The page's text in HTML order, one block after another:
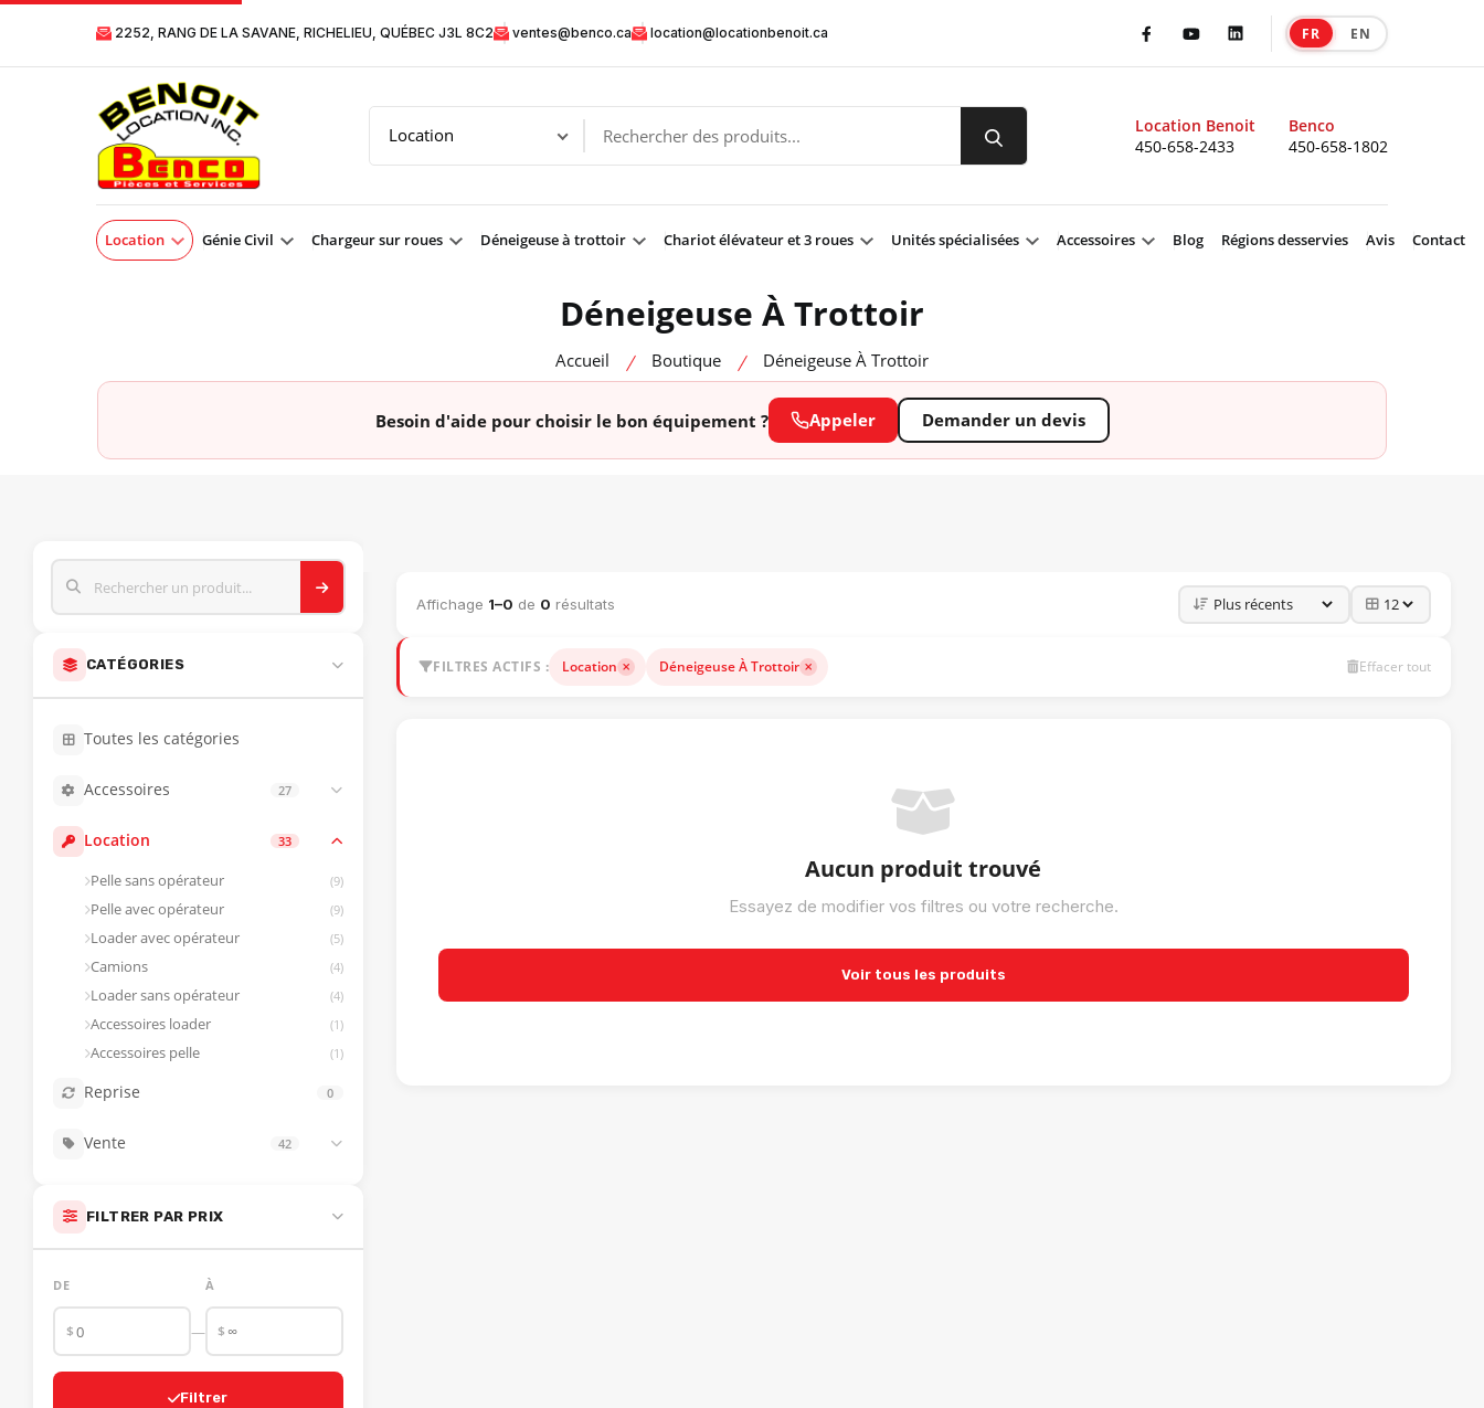
2252, RANG DE LA SAVANE, RICHELIEU, QUÉBEC J3L 8C2 ventes@benco.ca location@locationbenoit.ca FacebookYoutubeLinkedIn FR | EN
Location Benoit
450-658-2433
Benco
450-658-1802
Location Génie Civil Chargeur sur roues Déneigeuse à trottoir Chariot élévateur et 3 roues Unités spécialisées Accessoires Blog Régions desservies Avis Contact
Déneigeuse À Trottoir
Accueil Boutique Déneigeuse À Trottoir
Besoin d'aide pour choisir le bon équipement ? Appeler Demander un devis
CATÉGORIES
Toutes les catégories
Accessoires 27
Balais
Godet / Fourches (3)
Lame à neige (2)
Tarière (1)
Souffleur à feuille (1)
Land plane (1)
Souffleur à neige (1)
Planeur (1)
Location 33
Pelle sans opérateur (9)
Pelle avec opérateur (9)
Loader avec opérateur (5)
Camions (4)
Loader sans opérateur (4)
Accessoires loader (1)
Accessoires pelle (1)
Reprise 0
Vente 42
Déneigeuse à trottoir (8)
FILTRER PAR PRIX
DE
$ —
À
$
Filtrer
Affichage 1–0 de 0 résultats
FILTRES ACTIFS : Location Déneigeuse À Trottoir Effacer tout
Aucun produit trouvé
Essayez de modifier vos filtres ou votre recherche.
Voir tous les produits